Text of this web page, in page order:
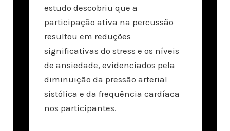
estudo descobriu que a
participação ativa na percussão
resultou em reduções
significativas do stress e os níveis
de ansiedade, evidenciados pela
diminuição da pressão arterial
sistólica e da frequência cardíaca
nos participantes.